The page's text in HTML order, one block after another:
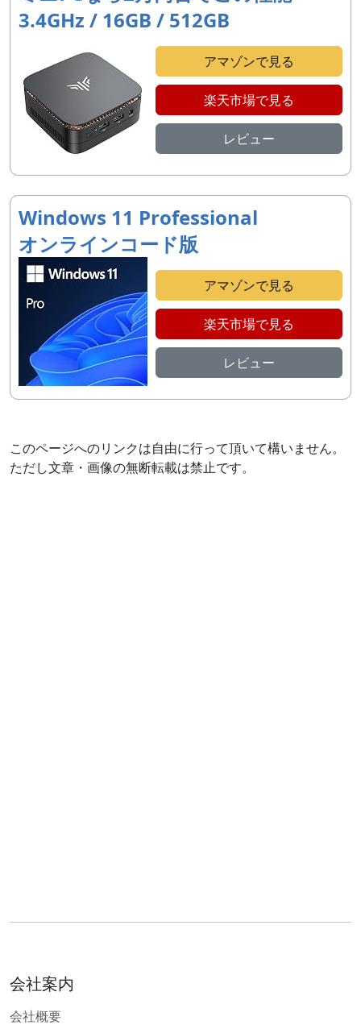
3.4GHz / 16GB / 512GB
アマゾンで見る
楽天市場で見る
レビュー
Windows 11 Professional
オンラインコード版
アマゾンで見る
楽天市場で見る
レビュー
このページへのリンクは自由に行って頂いて構いません。
ただし文章・画像の無断転載は禁止です。
会社案内
会社概要